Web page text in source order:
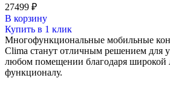
27499 ₽
В корзину
Купить в 1 клик
Многофункциональные мобильные
Clima станут отличным решением для
любом помещении благодаря широкой
функционалу.